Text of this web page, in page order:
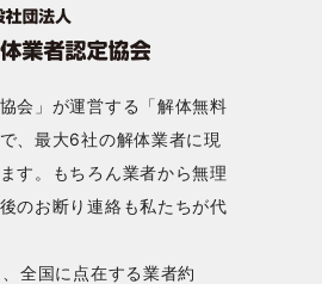
会」が運営する「解体無料
、最大6社の解体業者に現
す。もちろん業者から無理
のお断り連絡も私たちが代
全国に点在する業者約